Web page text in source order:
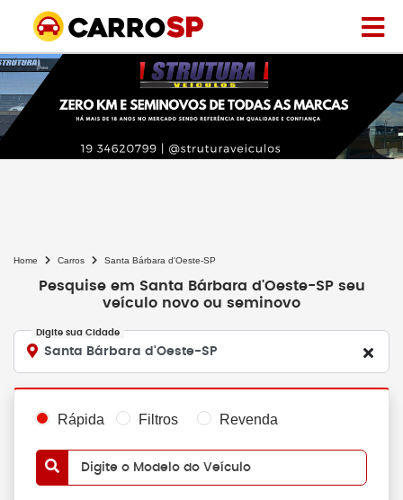
Home Carros Santa Bárbara d'Oeste-SP
Pesquise em Santa Bárbara d'Oeste-SP seu
veículo novo ou seminovo
Digite sua Cidade
Rápida Filtros Revenda
Digite o Modelo do Veículo